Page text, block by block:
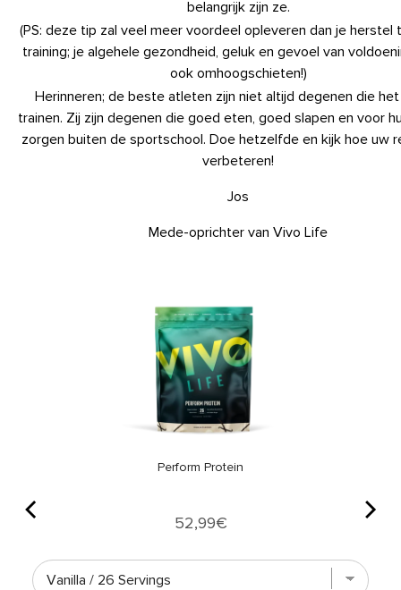
belangrijk zijn ze.
(PS: deze tip zal veel meer voordeel opleveren dan je herstel
training; je algehele gezondheid, geluk en gevoel van
ook omhoogschieten!)
Herinneren; de beste atleten zijn niet altijd degenen die
trainen. Zij zijn degenen die goed eten, goed slapen en voor
zorgen buiten de sportschool. Doe hetzelfde en kijk hoe uw
verbeteren!
Jos
Mede-oprichter van Vivo Life
Perform Protein
Price
52,99€